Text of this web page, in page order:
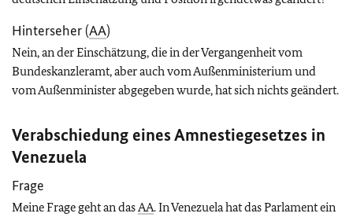
Hinterseher (AA)
Nein, an der Einschätzung, die in der Vergangenheit vom
Bundeskanzleramt, aber auch vom Außenministerium und
vom Außenminister abgegeben wurde, hat sich nichts geändert.
Verabschiedung eines Amnestiegesetzes in
Venezuela
Frage
Meine Frage geht an dasAA. In Venezuela hat das Parlament ein